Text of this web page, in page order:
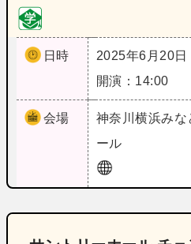
日時
2025年6月20日
開演：14:00
会場 神奈川横浜みな
ール